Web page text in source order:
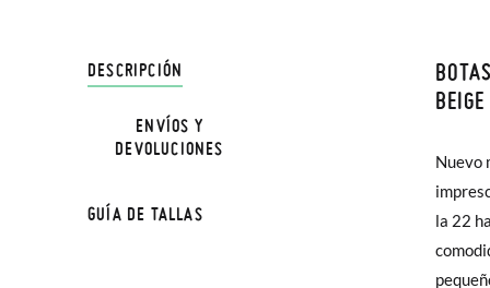
DESCRIPCIÓN
BEIGE
Nuevo
la 22
los
pies de
ENVÍOS Y
DEVOLUCIONES
En
hasta
poco
En
Sólo
GUÍA DE TALLAS